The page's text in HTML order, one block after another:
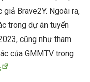
Brave2Y. Ngoài ra,
trong dự án tuyển
cũng như tham
của GMMTV trong
.